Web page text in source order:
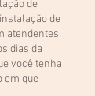
de
de
atendentes
dias da
você tenha
em que